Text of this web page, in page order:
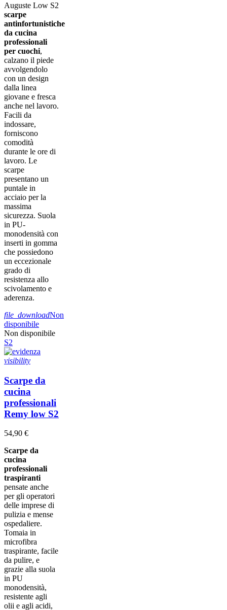
Auguste Low S2
scarpe
antinfortunistiche
da cucina
professionali
per cuochi,
calzano il piede
avvolgendolo
con un design
dalla linea
giovane e fresca
anche nel lavoro.
Facili da
indossare,
forniscono
comodità
durante le ore di
lavoro. Le
scarpe
presentano un
puntale in
acciaio per la
massima
sicurezza. Suola
in PU-
monodensità con
inserti in gomma
che possiedono
un eccezionale
grado di
resistenza allo
scivolamento e
aderenza.
file_downloadNon
disponibile
Non disponibile
S2
visibility
Scarpe da
cucina
professionali
Remy low S2
54,90 €
Scarpe da
cucina
professionali
traspiranti
pensate anche
per gli operatori
delle imprese di
pulizia e mense
ospedaliere.
Tomaia in
microfibra
traspirante, facile
da pulire, e
grazie alla suola
in PU
monodensità,
resistente agli
olii e agli acidi,